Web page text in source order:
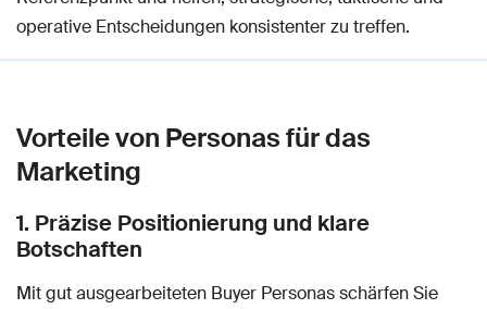
operative Entscheidungen konsistenter zu treffen.
Vorteile von Personas für das
Marketing
1. Präzise Positionierung und klare
Botschaften
Mit gut ausgearbeiteten Buyer Personas schärfen Sie